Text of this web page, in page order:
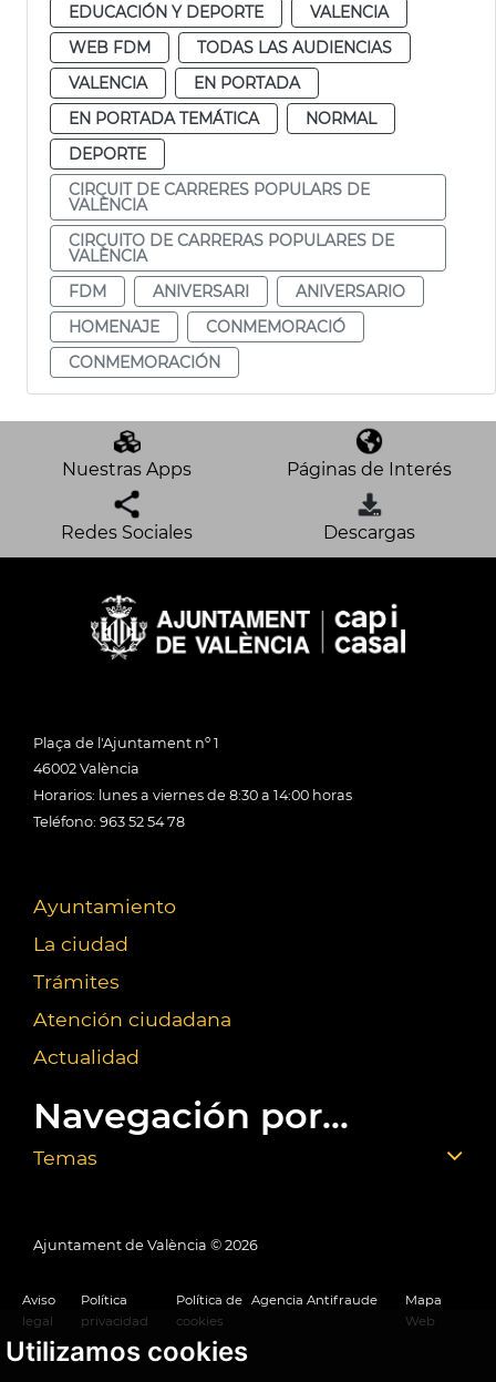
Utilizamos cookies
EDUCACIÓN Y DEPORTE
VALENCIA
WEB FDM
TODAS LAS AUDIENCIAS
VALENCIA
EN PORTADA
EN PORTADA TEMÁTICA
NORMAL
DEPORTE
CIRCUIT DE CARRERES POPULARS DE
VALÈNCIA
CIRCUITO DE CARRERAS POPULARES DE
VALÈNCIA
FDM
ANIVERSARI
ANIVERSARIO
HOMENAJE
CONMEMORACIÓ
CONMEMORACIÓN
Nuestras Apps Páginas de Interés
Redes Sociales Descargas
Plaça de l'Ajuntament nº 1
46002 València
Horarios: lunes a viernes de 8:30 a 14:00 horas
Teléfono: 963 52 54 78
Ayuntamiento
La ciudad
Trámites
Atención ciudadana
Actualidad
Navegación por...
Temas
Ajuntament de València © 2026
Aviso
legal
Política
privacidad
Política de
cookies
Agencia Antifraude
Mapa
Web